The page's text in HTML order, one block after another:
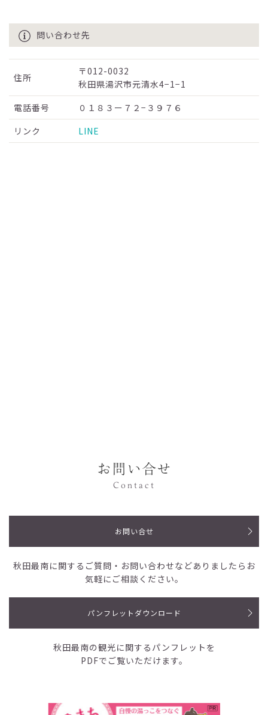
問い合わせ先
住所
〒012-0032
秋田県湯沢市元清水4−1−1
電話番号
０１８３ー７２−３９７６
リンク
LINE
お問い合せ
Contact
お問い合せ
秋田最南に関するご質問・お問い合わせなどありましたらお
気軽にご相談ください。
パンフレットダウンロード
秋田最南の観光に関するパンフレットを
PDFでご覧いただけます。